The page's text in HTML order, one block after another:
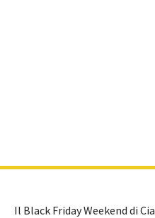
Il Black Friday Weekend di